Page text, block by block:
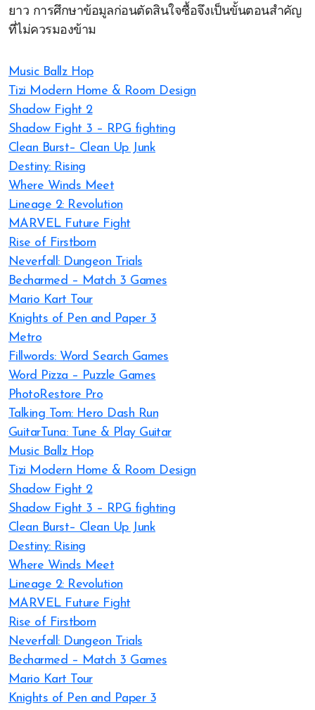
ยาว การศึกษาข้อมูลก่อนตัดสินใจซื้อจึงเป็นขั้นตอนสำคัญ
ที่ไม่ควรมองข้าม
Music Ballz Hop
Tizi Modern Home & Room Design
Shadow Fight 2
Shadow Fight 3 – RPG fighting
Clean Burst– Clean Up Junk
Destiny: Rising
Where Winds Meet
Lineage 2: Revolution
MARVEL Future Fight
Rise of Firstborn
Neverfall: Dungeon Trials
Becharmed – Match 3 Games
Mario Kart Tour
Knights of Pen and Paper 3
Metro
Fillwords: Word Search Games
Word Pizza – Puzzle Games
PhotoRestore Pro
Talking Tom: Hero Dash Run
GuitarTuna: Tune & Play Guitar
Music Ballz Hop
Tizi Modern Home & Room Design
Shadow Fight 2
Shadow Fight 3 – RPG fighting
Clean Burst– Clean Up Junk
Destiny: Rising
Where Winds Meet
Lineage 2: Revolution
MARVEL Future Fight
Rise of Firstborn
Neverfall: Dungeon Trials
Becharmed – Match 3 Games
Mario Kart Tour
Knights of Pen and Paper 3